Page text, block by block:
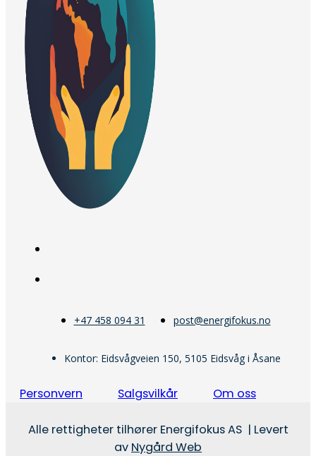
+47 458 094 31 post@energifokus.no
Kontor: Eidsvågveien 150, 5105 Eidsvåg i Åsane
Personvern Salgsvilkår Om oss
Alle rettigheter tilhører Energifokus AS | Levert
av Nygård Web